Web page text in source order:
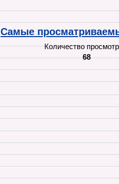
Самые
Количество
68